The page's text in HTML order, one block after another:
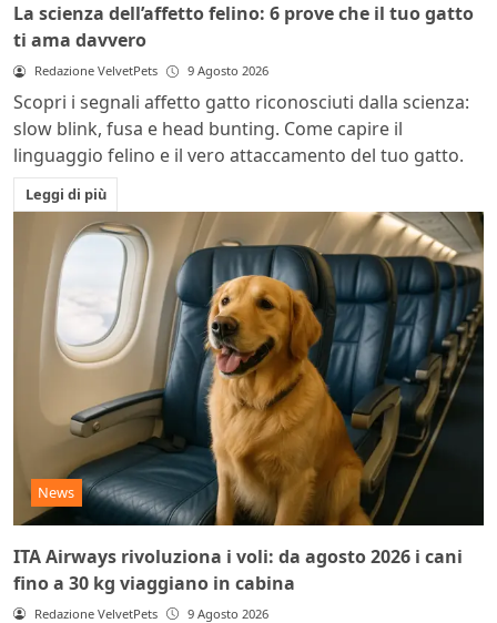
La scienza dell’affetto felino: 6 prove che il tuo gatto
ti ama davvero
Redazione VelvetPets 9 Agosto 2026
Scopri i segnali affetto gatto riconosciuti dalla scienza:
slow blink, fusa e head bunting. Come capire il
linguaggio felino e il vero attaccamento del tuo gatto.
Leggi di più
News
ITA Airways rivoluziona i voli: da agosto 2026 i cani
fino a 30 kg viaggiano in cabina
Redazione VelvetPets 9 Agosto 2026